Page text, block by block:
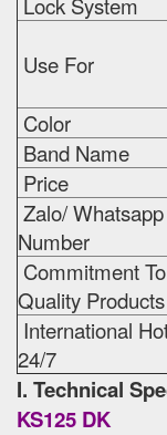
Use For
Color
Band Name
Price
Zalo/ Whatsapp
Number
Commitment
Quality Products
International
24/7
I. Technical
KS125 DK